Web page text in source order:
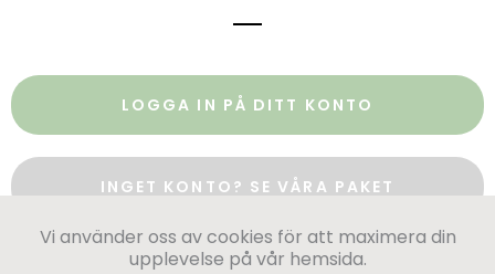
LOGGA IN PÅ DITT KONTO
INGET KONTO? SE VÅRA PAKET
Vi använder oss av cookies för att maximera din
upplevelse på vår hemsida.